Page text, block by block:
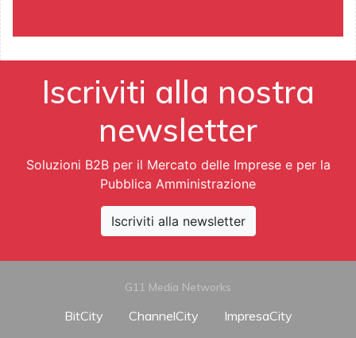
Iscriviti alla nostra
newsletter
Soluzioni B2B per il Mercato delle Imprese e per la
Pubblica Amministrazione
Iscriviti alla newsletter
G11 Media Networks
BitCity ChannelCity
ImpresaCity